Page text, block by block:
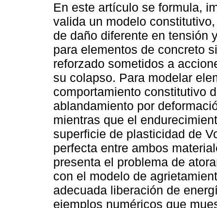
En este artículo se formula,
valida un modelo
de daño diferente en tensión
para elementos de concreto
reforzado sometidos a
su colapso. Para modelar
comportamiento constitutivo
ablandamiento por
mientras que el
superficie de plasticidad de
perfecta entre ambos
presenta el problema de
con el modelo de
adecuada liberación de
ejemplos numéricos que